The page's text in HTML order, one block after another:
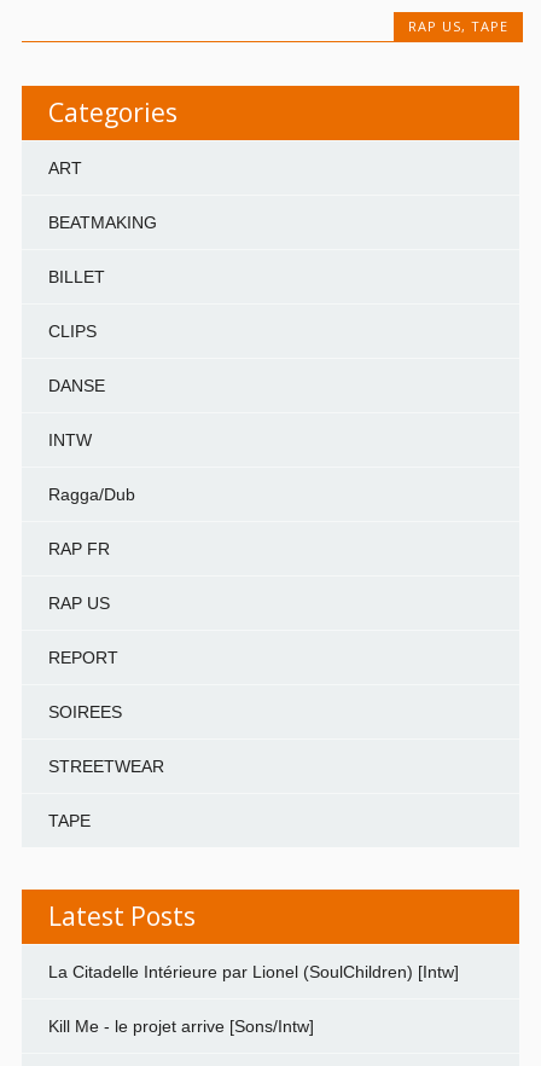
RAP US, TAPE
Categories
ART
BEATMAKING
BILLET
CLIPS
DANSE
INTW
Ragga/Dub
RAP FR
RAP US
REPORT
SOIREES
STREETWEAR
TAPE
Latest Posts
La Citadelle Intérieure par Lionel (SoulChildren) [Intw]
Kill Me - le projet arrive [Sons/Intw]